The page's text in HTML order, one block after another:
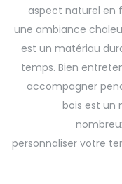
aspect naturel en
une ambiance
est un matériau
temps. Bien
accompagner
bois est un
personnaliser votre